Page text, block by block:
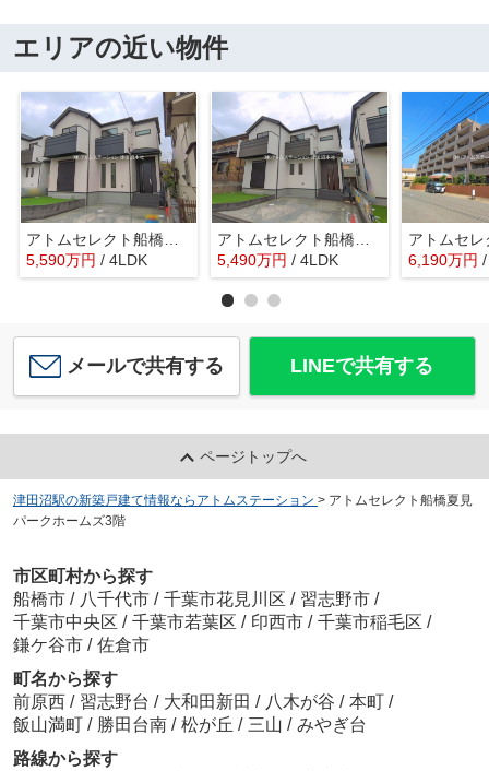
エリアの近い物件
アトムセレクト船橋市東船橋５丁目１２３８番 B号棟
5,590万円 / 4LDK
アトムセレクト船橋市東船橋５丁目１２３８番 A号棟
5,490万円 / 4LDK 6,190万円
メールで共有する LINEで共有する
ページトップへ
津田沼駅の新築戸建て情報ならアトムステーション > アトムセレクト船橋夏見
パークホームズ3階
市区町村から探す
船橋市 / 八千代市 / 千葉市花見川区 / 習志野市 /
千葉市中央区 / 千葉市若葉区 / 印西市 / 千葉市稲毛区 /
鎌ケ谷市 / 佐倉市
町名から探す
前原西 / 習志野台 / 大和田新田 / 八木が谷 / 本町 /
飯山満町 / 勝田台南 / 松が丘 / 三山 / みやぎ台
路線から探す